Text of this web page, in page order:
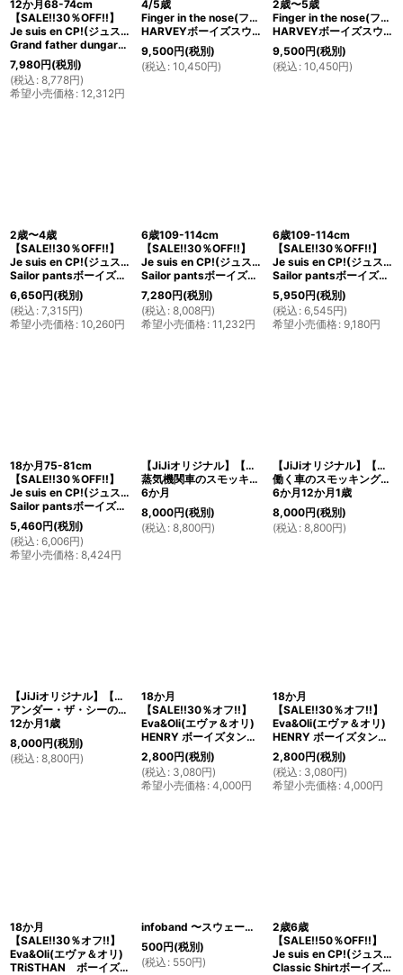
12か月68-74cm
【SALE!!30％OFF!!】
Je suis en CP!(ジュスィザンセーペー)
Grand father dungareeボーイズオーバーオール(ブルーグレー)
7,980円(税別)
(税込 : 8,778円)
希望小売価格: 12,312円
4/5歳
Finger in the nose(フィンガーインザノーズ)
HARVEYボーイズスウェットパンツ(チャコールグレー)
9,500円(税別)
(税込 : 10,450円)
2歳〜5歳
Finger in the nose(フィンガーインザノーズ)
HARVEYボーイズスウェットパンツ(ウォールナッツ)
9,500円(税別)
(税込 : 10,450円)
2歳〜4歳
【SALE!!30％OFF!!】
Je suis en CP!(ジュスィザンセーペー)
Sailor pantsボーイズロングセーラーパンツ(ヘリンボーン)
6,650円(税別)
(税込 : 7,315円)
希望小売価格: 10,260円
6歳109-114cm
【SALE!!30％OFF!!】
Je suis en CP!(ジュスィザンセーペー)
Sailor pantsボーイズロングセーラーパンツ(ヘリンボーン)
7,280円(税別)
(税込 : 8,008円)
希望小売価格: 11,232円
6歳109-114cm
【SALE!!30％OFF!!】
Je suis en CP!(ジュスィザンセーペー)
Sailor pantsボーイズロングセーラーパンツ(チャコールコーデュロイ)
5,950円(税別)
(税込 : 6,545円)
希望小売価格: 9,180円
18か月75-81cm
【SALE!!30％OFF!!】
Je suis en CP!(ジュスィザンセーペー)
Sailor pantsボーイズロングセーラーパンツ(チャコールコーデュロイ)
5,460円(税別)
(税込 : 6,006円)
希望小売価格: 8,424円
【JiJiオリジナル】【ボーイズオーバーオール】
蒸気機関車のスモッキング刺繍
6か月
8,000円(税別)
(税込 : 8,800円)
【JiJiオリジナル】【ボーイズオーバーオール】
働く車のスモッキング刺繍
6か月12か月1歳
8,000円(税別)
(税込 : 8,800円)
【JiJiオリジナル】【ボーイズオーバーオール】
アンダー・ザ・シーのスモッキング刺繍
12か月1歳
8,000円(税別)
(税込 : 8,800円)
18か月
【SALE!!30％オフ!!】
Eva&Oli(エヴァ＆オリ)
HENRY ボーイズタンクトップエメラルド
2,800円(税別)
(税込 : 3,080円)
希望小売価格: 4,000円
18か月
【SALE!!30％オフ!!】
Eva&Oli(エヴァ＆オリ)
HENRY ボーイズタンクトップミッドナイト
2,800円(税別)
(税込 : 3,080円)
希望小売価格: 4,000円
18か月
【SALE!!30％オフ!!】
Eva&Oli(エヴァ＆オリ)
TRiSTHAN ボーイズハーフパンツ
infoband 〜スウェーデン製〜迷子バンド
500円(税別)
(税込 : 550円)
2歳6歳
【SALE!!50％OFF!!】
Je suis en CP!(ジュスィザンセーペー)
Classic Shirtボーイズ半袖歳クラシックシャツ(リバティプリント ボーダシアBoadicea)